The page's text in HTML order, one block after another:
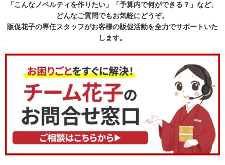
「こんなノベルティを作りたい」「予算内で何ができる？」など、
どんなご質問でもお気軽にどうぞ。
販促花子の専任スタッフがお客様の販促活動を全力でサポートいた
します。